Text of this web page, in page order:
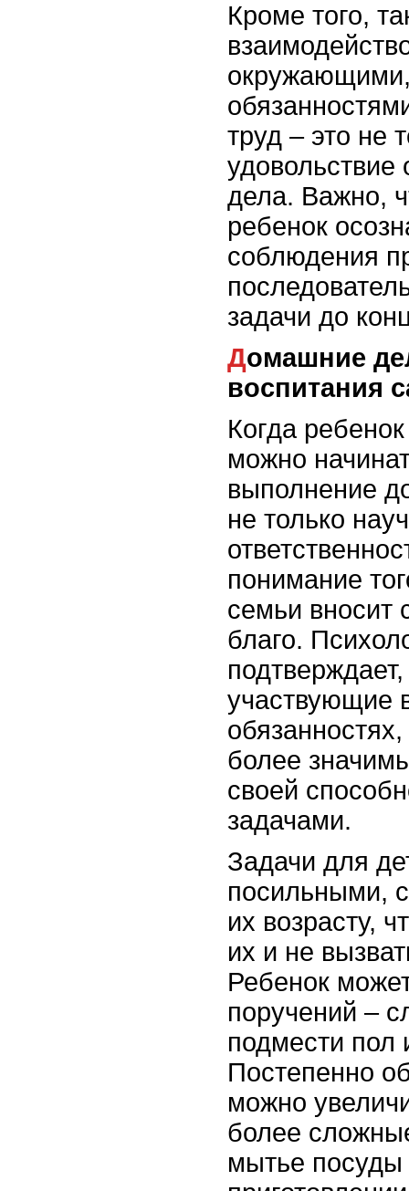
Кроме того,
труд – это не
удовольствие
дела. Важно,
ребенок
соблюдения
задачи до
Домашние дела как часть
воспитания
Когда
можно
выполнение
не только
понимание
семьи вносит
благо.
участвующие
более
своей
задачами.
Задачи для
посильными,
их возрасту,
их и не
Ребенок
поручений –
подмести пол
Постепенно
можно
более
мытье